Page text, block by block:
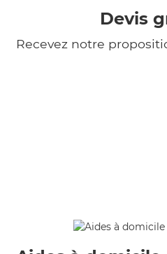
Devis
Recevez notre